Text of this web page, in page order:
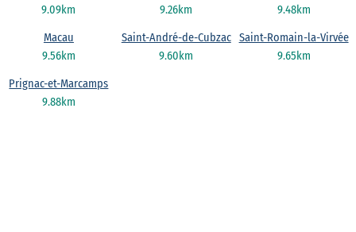
9.09km
9.26km
9.48km
9.56km
Macau
9.60km
Saint-André-de-Cubzac
9.65km
Saint-Romain-la-Virvée
9.88km
Prignac-et-Marcamps